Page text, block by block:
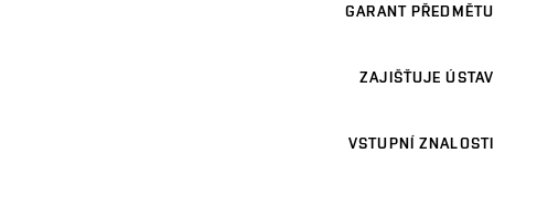
GARANT PŘEDMĚTU
ZAJIŠŤUJE ÚSTAV
VSTUPNÍ ZNALOSTI